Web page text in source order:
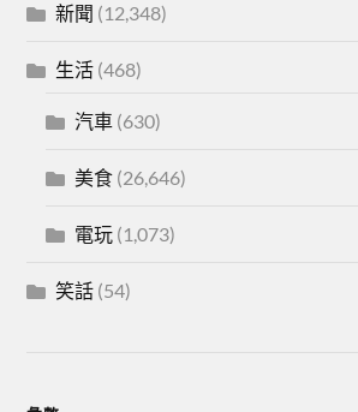
新聞 (12,348)
生活 (468)
汽車 (630)
美食 (26,646)
電玩 (1,073)
笑話 (54)